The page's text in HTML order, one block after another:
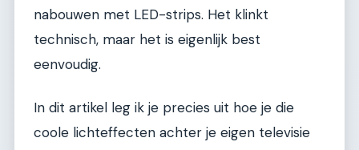
nabouwen met LED-strips. Het klinkt
technisch, maar het is eigenlijk best
eenvoudig.
In dit artikel leg ik je precies uit hoe je die
coole lichteffecten achter je eigen televisie